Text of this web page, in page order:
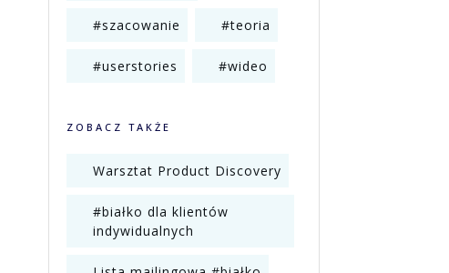
#szacowanie #teoria
#userstories #wideo
ZOBACZ TAKŻE
Warsztat Product Discovery
#białko dla klientów
indywidualnych